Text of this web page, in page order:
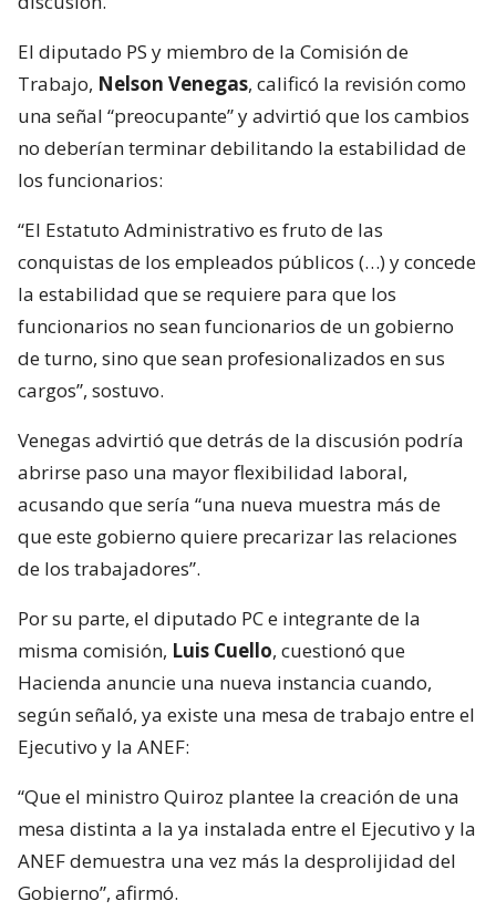
El diputado PS y miembro de la Comisión de
Trabajo, Nelson Venegas, calificó la revisión como
una señal “preocupante” y advirtió que los cambios
no deberían terminar debilitando la estabilidad de
los funcionarios:
“El Estatuto Administrativo es fruto de las
conquistas de los empleados públicos (…) y concede
la estabilidad que se requiere para que los
funcionarios no sean funcionarios de un gobierno
de turno, sino que sean profesionalizados en sus
cargos”, sostuvo.
Venegas advirtió que detrás de la discusión podría
abrirse paso una mayor flexibilidad laboral,
acusando que sería “una nueva muestra más de
que este gobierno quiere precarizar las relaciones
de los trabajadores”.
Por su parte, el diputado PC e integrante de la
misma comisión, Luis Cuello, cuestionó que
Hacienda anuncie una nueva instancia cuando,
según señaló, ya existe una mesa de trabajo entre el
Ejecutivo y la ANEF:
“Que el ministro Quiroz plantee la creación de una
mesa distinta a la ya instalada entre el Ejecutivo y la
ANEF demuestra una vez más la desprolijidad del
Gobierno”, afirmó.